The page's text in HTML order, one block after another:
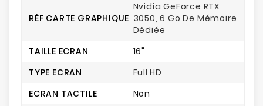
RÉF CARTE GRAPHIQUE
Nvidia GeForce RTX
3050, 6 Go De Mémoire
Dédiée
TAILLE ECRAN
16"
TYPE ECRAN
Full HD
ECRAN TACTILE
Non